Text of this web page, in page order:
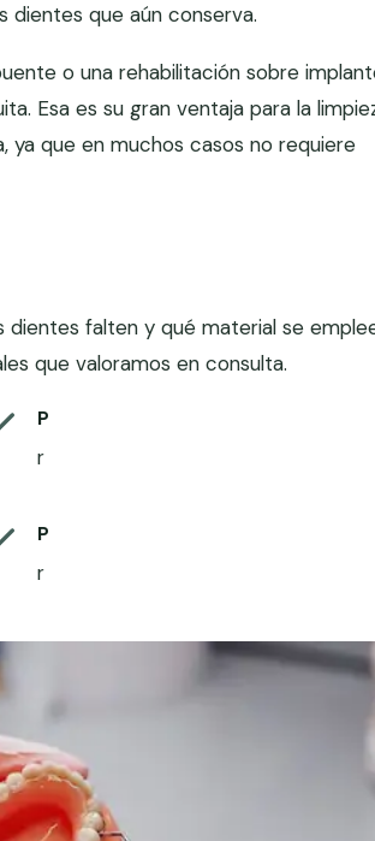
dientes que aún conserva.
o una rehabilitación sobre
Esa es su gran ventaja para la
ya que en muchos casos no requiere
dientes falten y qué material se
que valoramos en consulta.
P
r
P
r